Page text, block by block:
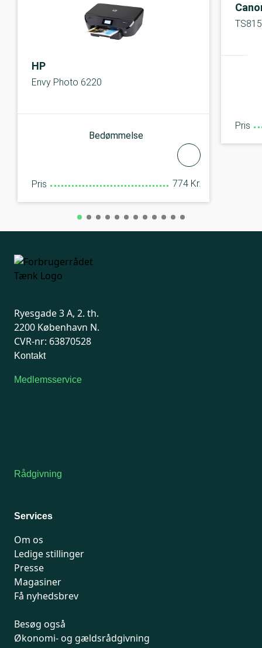
HP
Envy Photo 6220
Bedømmelse
Pris 774 Kr.
Pris
Ryesgade 3 A, 2. th.
2200 København N.
CVR-nr: 63870528
Kontakt
Medlemsservice
Rådgivning
Services
Om os
Ledige stillinger
Presse
Magasiner
Få nyhedsbrev
Besøg også
Økonomi- og gældsrådgivning